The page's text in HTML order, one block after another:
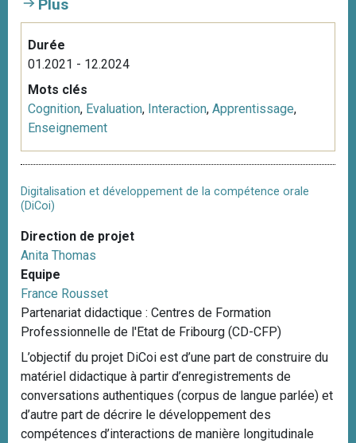
Plus
Durée
01.2021 - 12.2024
Mots clés
Cognition, Evaluation, Interaction, Apprentissage,
Enseignement
Digitalisation et développement de la compétence orale
(DiCoi)
Direction de projet
Anita Thomas
Equipe
France Rousset
Partenariat didactique : Centres de Formation
Professionnelle de l'Etat de Fribourg (CD-CFP)
L’objectif du projet DiCoi est d’une part de construire du
matériel didactique à partir d’enregistrements de
conversations authentiques (corpus de langue parlée) et
d’autre part de décrire le développement des
compétences d’interactions de manière longitudinale